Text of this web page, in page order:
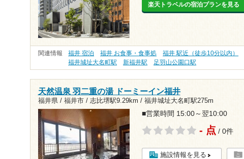
楽天トラベルの宿泊プランを見る
関連情報 福井 宿泊 福井 お食事・食事処 福井 駅近（徒歩10分以内）
福井城址大名町駅
新福井駅 足羽山公園口駅
天然温泉 羽二重の湯 ドーミーイン福井
福井県 / 福井市 / 志比堺駅9.29km / 福井城址大名町駅275m
■営業時間 15:00～翌10:00
- 点 / 0件
施設情報を見る